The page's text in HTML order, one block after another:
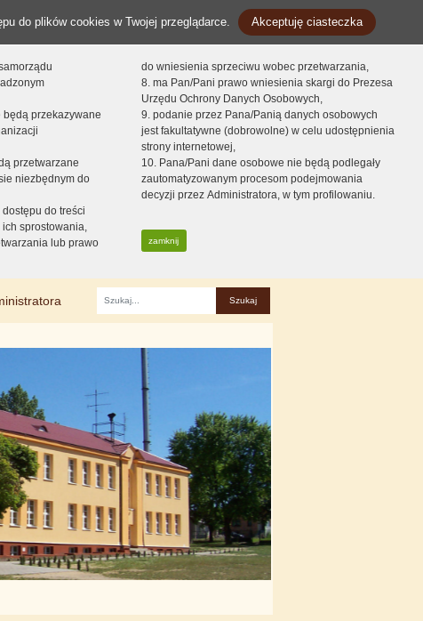
do plików cookies w Twojej przeglądarce. Akceptuję ciasteczka
przekazywane
przetwarzane
niezbędnym do
do treści
sprostowania,
lub prawo
do wniesienia sprzeciwu wobec przetwarzania,
8. ma Pan/Pani prawo wniesienia skargi do Prezesa
Urzędu Ochrony Danych Osobowych,
9. podanie przez Pana/Panią danych osobowych
jest fakultatywne (dobrowolne) w celu udostępnienia
strony internetowej,
10. Pana/Pani dane osobowe nie będą podlegały
zautomatyzowanym procesom podejmowania
decyzji przez Administratora, w tym profilowaniu.
zamknij
Fraza